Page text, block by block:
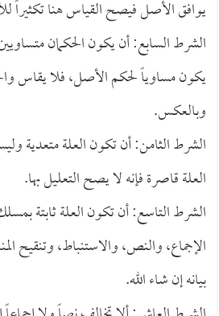
يوافق الأصل فيصح القياس هنا تكثيراً
الشرط السابع: أن يكون الحكمان
يكون مساوياً لحكم الأصل، فلا يقاس
وبالعكس.
الشرط الثامن: أن تكون العلة متعدية
العلة قاصرة فإنه لا يصح التعليل بها.
الشرط التاسع: أن تكون العلة ثابتة
الإجماع، والنص، والاستنباط، وتنقيح
بيانه إن شاء الله.